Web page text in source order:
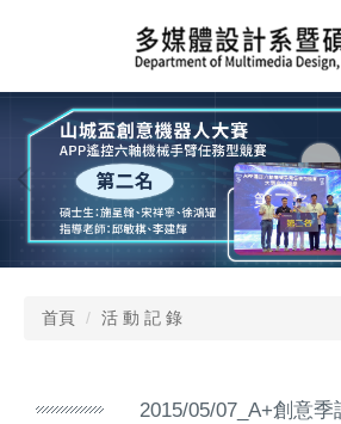
要
區
首頁 活 動 記 錄
2015/05/07_A+創意季